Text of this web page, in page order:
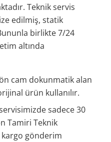
Teknik servis
edilmiş, statik
birlikte 7/24
altında
cam dokunmatik alan
ürün kullanılır.
sadece 30
Tamiri Teknik
kargo gönderim